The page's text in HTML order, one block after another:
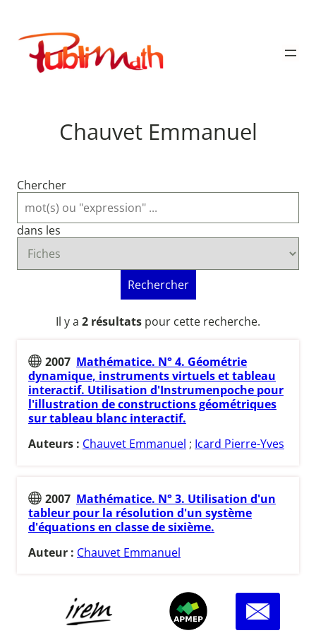
contenu
Publimath
Chauvet Emmanuel
Chercher
dans les
Rechercher
Il y a 2 résultats pour cette recherche.
2007 Mathématice. N° 4. Géométrie
dynamique, instruments virtuels et tableau
interactif. Utilisation d'Instrumenpoche pour
l'illustration de constructions géométriques
sur tableau blanc interactif.
Auteurs : Chauvet Emmanuel ; Icard Pierre-Yves
2007 Mathématice. N° 3. Utilisation d'un
tableur pour la résolution d'un système
d'équations en classe de sixième.
Auteur : Chauvet Emmanuel